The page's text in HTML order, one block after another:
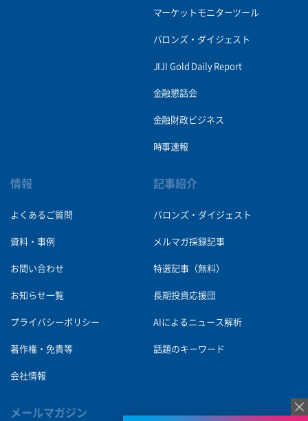
マーケットモニターツール
バロンズ・ダイジェスト
JIJI Gold Daily Report
金融懇話会
金融財政ビジネス
時事速報
情報
よくあるご質問
資料・事例
お問い合わせ
お知らせ一覧
プライバシーポリシー
著作権・免責等
会社情報
記事紹介
バロンズ・ダイジェスト
メルマガ採録記事
特選記事（無料）
長期投資応援団
AIによるニュース解析
話題のキーワード
メールマガジン